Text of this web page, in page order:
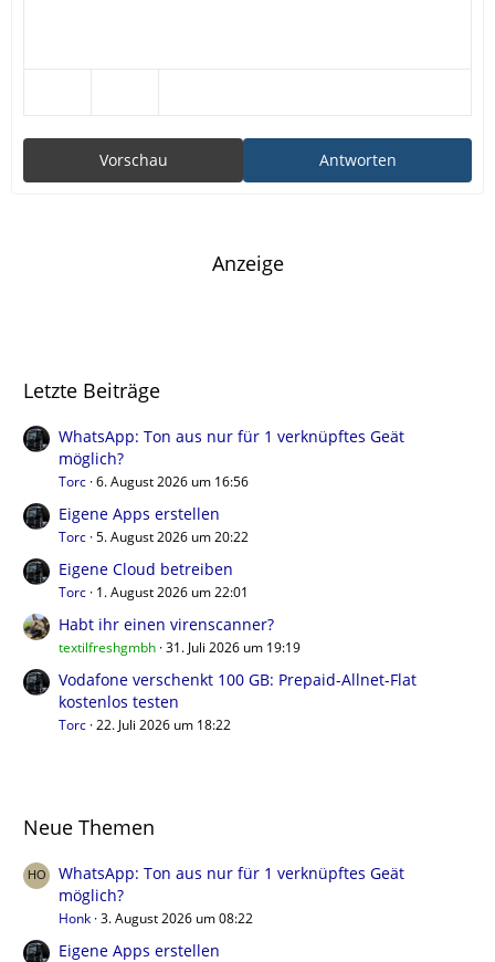
Antworten
Vorschau
Anzeige
Letzte Beiträge
WhatsApp: Ton aus nur für 1 verknüpftes Geät
möglich?
Torc 6. August 2026 um 16:56
Eigene Apps erstellen
Torc 5. August 2026 um 20:22
Eigene Cloud betreiben
Torc 1. August 2026 um 22:01
Habt ihr einen virenscanner?
textilfreshgmbh 31. Juli 2026 um 19:19
Vodafone verschenkt 100 GB: Prepaid-Allnet-Flat
kostenlos testen
Torc 22. Juli 2026 um 18:22
Neue Themen
WhatsApp: Ton aus nur für 1 verknüpftes Geät
möglich?
Honk 3. August 2026 um 08:22
Eigene Apps erstellen